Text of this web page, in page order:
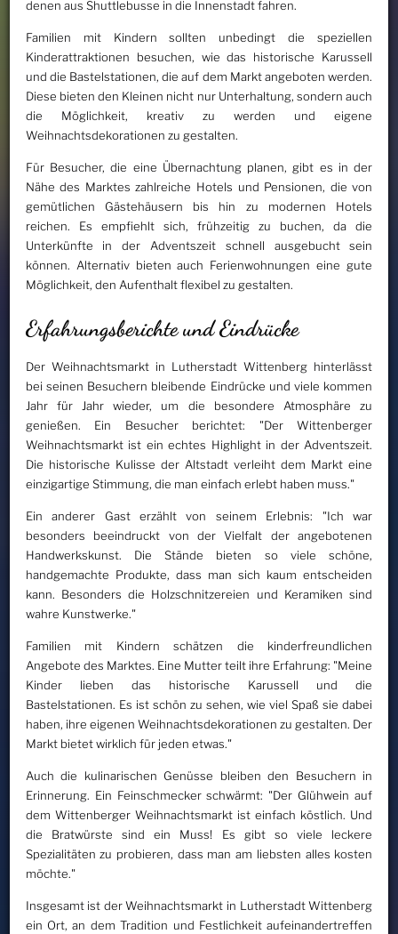
denen aus Shuttlebusse in die Innenstadt fahren.
Familien mit Kindern sollten unbedingt die speziellen
Kinderattraktionen besuchen, wie das historische Karussell
und die Bastelstationen, die auf dem Markt angeboten werden.
Diese bieten den Kleinen nicht nur Unterhaltung, sondern auch
die Möglichkeit, kreativ zu werden und eigene
Weihnachtsdekorationen zu gestalten.
Für Besucher, die eine Übernachtung planen, gibt es in der
Nähe des Marktes zahlreiche Hotels und Pensionen, die von
gemütlichen Gästehäusern bis hin zu modernen Hotels
reichen. Es empfiehlt sich, frühzeitig zu buchen, da die
Unterkünfte in der Adventszeit schnell ausgebucht sein
können. Alternativ bieten auch Ferienwohnungen eine gute
Möglichkeit, den Aufenthalt flexibel zu gestalten.
Erfahrungsberichte und Eindrücke
Der Weihnachtsmarkt in Lutherstadt Wittenberg hinterlässt
bei seinen Besuchern bleibende Eindrücke und viele kommen
Jahr für Jahr wieder, um die besondere Atmosphäre zu
genießen. Ein Besucher berichtet: "Der Wittenberger
Weihnachtsmarkt ist ein echtes Highlight in der Adventszeit.
Die historische Kulisse der Altstadt verleiht dem Markt eine
einzigartige Stimmung, die man einfach erlebt haben muss."
Ein anderer Gast erzählt von seinem Erlebnis: "Ich war
besonders beeindruckt von der Vielfalt der angebotenen
Handwerkskunst. Die Stände bieten so viele schöne,
handgemachte Produkte, dass man sich kaum entscheiden
kann. Besonders die Holzschnitzereien und Keramiken sind
wahre Kunstwerke."
Familien mit Kindern schätzen die kinderfreundlichen
Angebote des Marktes. Eine Mutter teilt ihre Erfahrung: "Meine
Kinder lieben das historische Karussell und die
Bastelstationen. Es ist schön zu sehen, wie viel Spaß sie dabei
haben, ihre eigenen Weihnachtsdekorationen zu gestalten. Der
Markt bietet wirklich für jeden etwas."
Auch die kulinarischen Genüsse bleiben den Besuchern in
Erinnerung. Ein Feinschmecker schwärmt: "Der Glühwein auf
dem Wittenberger Weihnachtsmarkt ist einfach köstlich. Und
die Bratwürste sind ein Muss! Es gibt so viele leckere
Spezialitäten zu probieren, dass man am liebsten alles kosten
möchte."
Insgesamt ist der Weihnachtsmarkt in Lutherstadt Wittenberg
ein Ort, an dem Tradition und Festlichkeit aufeinandertreffen